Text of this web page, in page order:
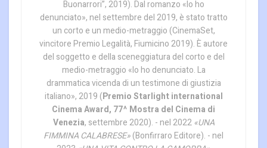
Buonarrori”, 2019). Dal romanzo «Io ho
denunciato», nel settembre del 2019, è stato tratto
un corto e un medio-metraggio (CinemaSet,
vincitore Premio Legalità, Fiumicino 2019). È autore
del soggetto e della sceneggiatura del corto e del
medio-metraggio «Io ho denunciato. La
drammatica vicenda di un testimone di giustizia
italiano», 2019 (Premio Starlight international
Cinema Award, 77^ Mostra del Cinema di
Venezia, settembre 2020). - nel 2022«UNA
FIMMINA CALABRESE»(Bonfirraro Editore). - nel